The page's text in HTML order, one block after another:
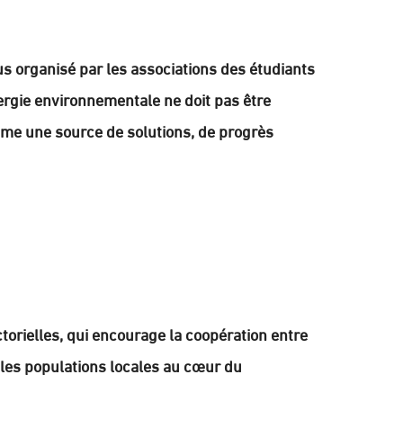
organisé par les associations des étudiants
environnementale ne doit pas être
une source de solutions, de progrès
qui encourage la coopération entre
populations locales au cœur du